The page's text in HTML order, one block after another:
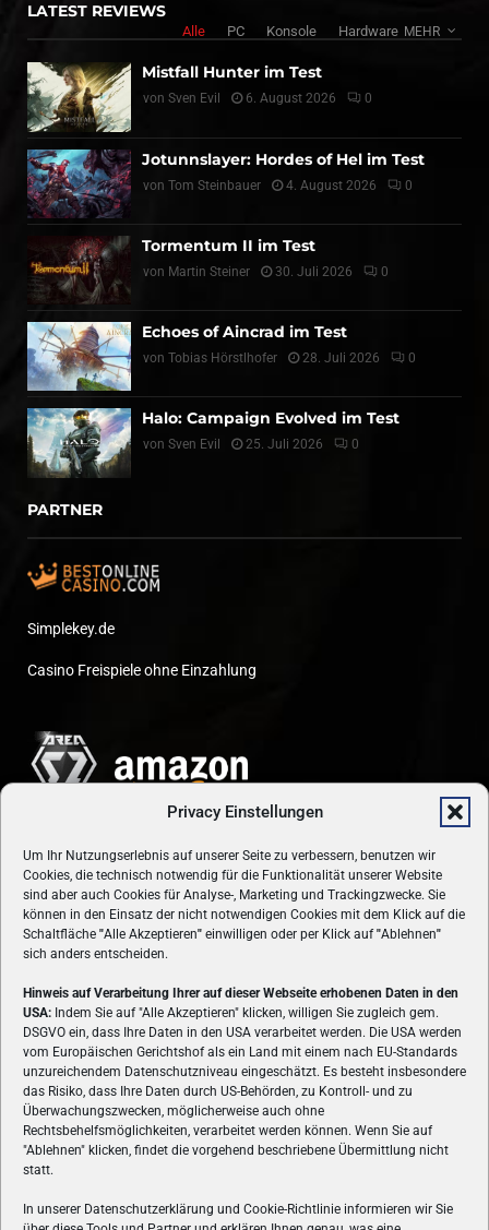
Privacy Einstellungen
Um Ihr Nutzungserlebnis auf unserer Seite zu verbessern, benutzen wir
Cookies, die technisch notwendig für die Funktionalität unserer Website
sind aber auch Cookies für Analyse-, Marketing und Trackingzwecke. Sie
können in den Einsatz der nicht notwendigen Cookies mit dem Klick auf die
Schaltfläche "Alle Akzeptieren" einwilligen oder per Klick auf"Ablehnen"
sich anders entscheiden.
Hinweis auf Verarbeitung Ihrer auf dieser Webseite erhobenen Daten in den
USA: Indem Sie auf "Alle Akzeptieren" klicken, willigen Sie zugleich gem.
DSGVO ein, dass Ihre Daten in den USA verarbeitet werden. Die USA werden
vom Europäischen Gerichtshof als ein Land mit einem nach EU-Standards
unzureichendem Datenschutzniveau eingeschätzt. Es besteht insbesondere
das Risiko, dass Ihre Daten durch US-Behörden, zu Kontroll- und zu
Überwachungszwecken, möglicherweise auch ohne
Rechtsbehelfsmöglichkeiten, verarbeitet werden können. Wenn Sie auf
"Ablehnen" klicken, findet die vorgehend beschriebene Übermittlung nicht
statt.
In unserer Datenschutzerklärung und Cookie-Richtlinie informieren wir Sie
LATEST REVIEWS
Alle PC Konsole Hardware MEHR
Mistfall Hunter im Test
von Sven Evil 6. August 2026 0
Jotunnslayer: Hordes of Hel im Test
von Tom Steinbauer 4. August 2026 0
Tormentum II im Test
von Martin Steiner 30. Juli 2026 0
Echoes of Aincrad im Test
von Tobias Hörstlhofer 28. Juli 2026 0
Halo: Campaign Evolved im Test
von Sven Evil 25. Juli 2026 0
PARTNER
Simplekey.de
Casino Freispiele ohne Einzahlung
ÜBER UNS
VON GAMERN, FÜR GAMER! Gamers.at ist das älteste Online-
Spielemagazin Österreichs und bringt täglich aktuelle News,
Reviews und Videos zu PC- und Konsolenspielen, Gaming-
Hardware und aus der Welt des e-Sport's.